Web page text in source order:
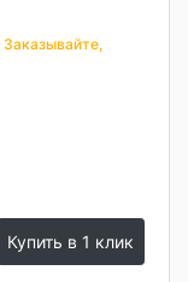
Купить в 1 клик